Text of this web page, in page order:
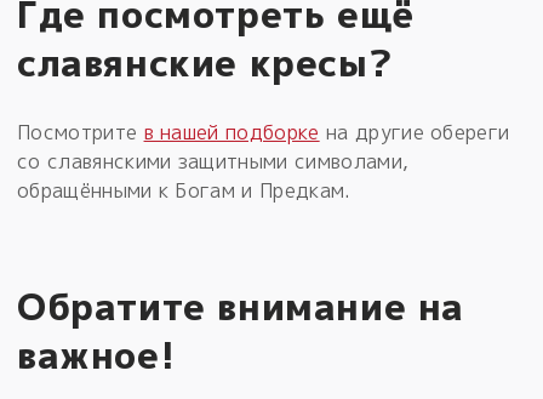
Где посмотреть ещё
славянские кресы?
Посмотрите в нашей подборке на другие обереги
со славянскими защитными символами,
обращёнными к Богам и Предкам.
Обратите внимание на
важное!